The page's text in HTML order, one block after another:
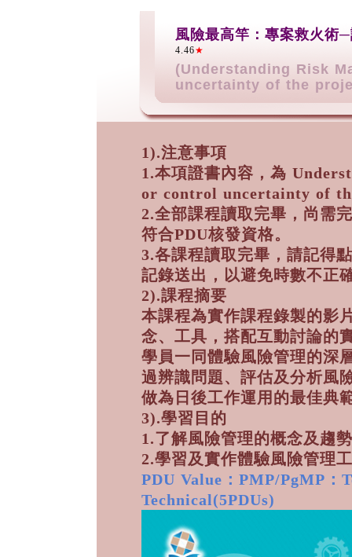
風險最高竿：專案救火術
4.46★
(Understanding Risk
uncertainty of the
1).注意事項
1.本項證書內容，為
or control uncertainty of
2.全部課程讀取完畢，尚需
符合PDU核發資格。
3.各課程讀取完畢，請記得
記錄送出，以避免時數不正
2).課程摘要
本課程為實作課程錄製的影
念、工具，搭配互動討論的
學員一同體驗風險管理的深
過辨識問題、評估及分析風
做為日後工作運用的最佳典
3).學習目的
1.了解風險管理的概念及趨勢
2.學習及實作體驗風險管理
PDU Value：PMP/PgMP：
Technical(5PDUs)